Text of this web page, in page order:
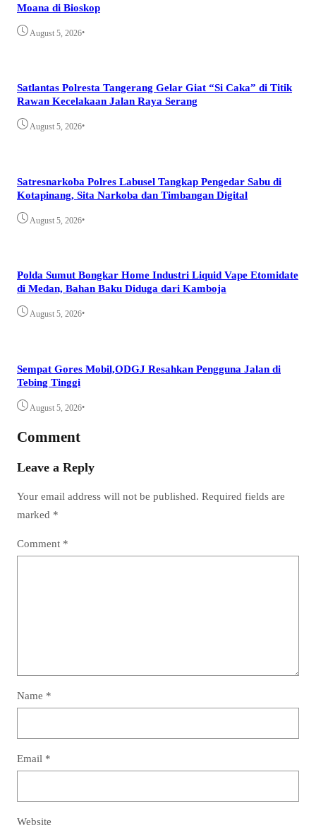
Moana di Bioskop
August 5, 2026•
Satlantas Polresta Tangerang Gelar Giat “Si Caka” di Titik
Rawan Kecelakaan Jalan Raya Serang
August 5, 2026•
Satresnarkoba Polres Labusel Tangkap Pengedar Sabu di
Kotapinang, Sita Narkoba dan Timbangan Digital
August 5, 2026•
Polda Sumut Bongkar Home Industri Liquid Vape Etomidate
di Medan, Bahan Baku Diduga dari Kamboja
August 5, 2026•
Sempat Gores Mobil,ODGJ Resahkan Pengguna Jalan di
Tebing Tinggi
August 5, 2026•
Comment
Leave a Reply
Your email address will not be published. Required fields are
marked *
Comment *
Name *
Email *
Website